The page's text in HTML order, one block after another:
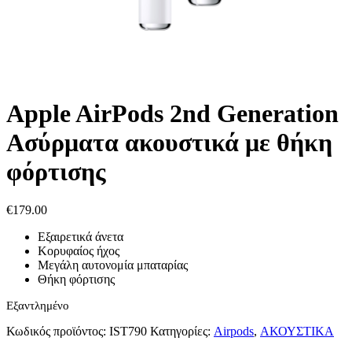
Apple AirPods 2nd Generation
Ασύρματα ακουστικά με θήκη
φόρτισης
€179.00
Εξαιρετικά άνετα
Κορυφαίος ήχος
Μεγάλη αυτονομία μπαταρίας
Θήκη φόρτισης
Εξαντλημένο
Κωδικός προϊόντος: IST790 Κατηγορίες: Airpods, ΑΚΟΥΣΤΙΚΑ